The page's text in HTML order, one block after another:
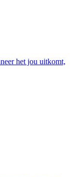
het jou uitkomt,